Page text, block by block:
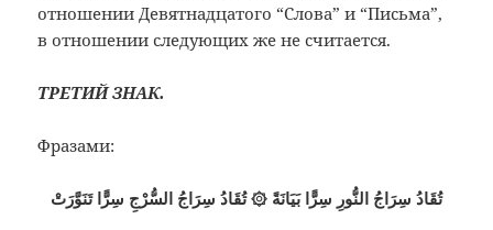
отношении Девятнадцатого “Слова” и “Письма”,
в отношении следующих же не считается.
ТРЕТИЙ ЗНАК.
Фразами:
تُقَادُ سِرَاجُ النُّورِ سِرًّا بَيَانَةً ۞ تُقَادُ سِرَاجُ السُّرْجِ سِرًّا تَنَوَّرَتْ